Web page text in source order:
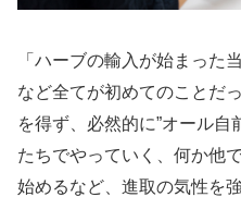
「ハーブの輸入が始まった
など全てが初めてのことだ
を得ず、必然的に”オール自
たちでやっていく、何か他
始めるなど、進取の気性を